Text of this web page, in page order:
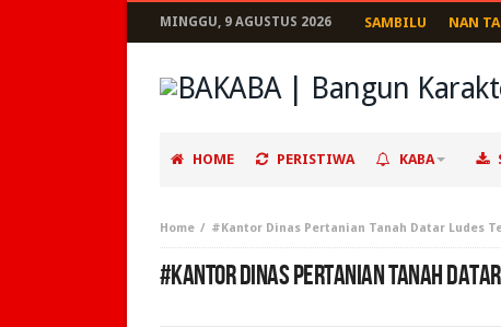
MINGGU, 9 AGUSTUS 2026 SAMBILU NAN
HOME PERISTIWA KABA
Home #Kantor Dinas Pertanian Tanah Datar Ludes
#KANTOR DINAS PERTANIAN TANAH